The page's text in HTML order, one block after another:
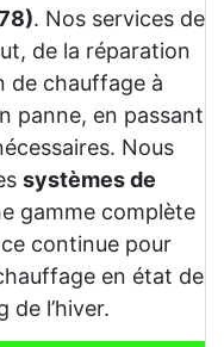
. Nos services de
de la réparation
de chauffage à
panne, en passant
Nous
systèmes de
gamme complète
continue pour
en état de
de l’hiver.